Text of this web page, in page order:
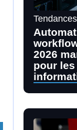
2026
pour